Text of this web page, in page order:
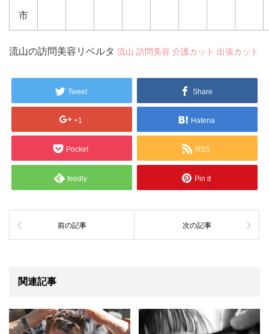
市
流山の訪問美容リベルタ 流山 訪問美容 介護カット 出張カット
Tweet Share
+1 Hatena
Pocket RSS
feedly Pin it
前の記事 次の記事
関連記事